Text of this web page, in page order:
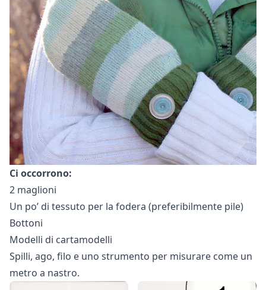
Ci occorrono:
2 maglioni
Un po’ di tessuto per la fodera (preferibilmente pile)
Bottoni
Modelli di cartamodelli
Spilli, ago, filo e uno strumento per misurare come un
metro a nastro.